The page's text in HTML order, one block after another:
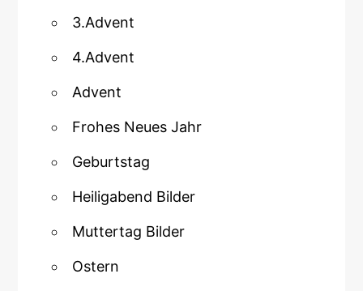
3.Advent
4.Advent
Advent
Frohes Neues Jahr
Geburtstag
Heiligabend Bilder
Muttertag Bilder
Ostern